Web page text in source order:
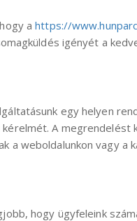
ahttps://
igényét a
egy helyen
kérelmét. A megrendelést
a weboldalunkon vagy a
hogy ügyfeleink